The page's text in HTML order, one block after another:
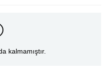
kalmamıştır.